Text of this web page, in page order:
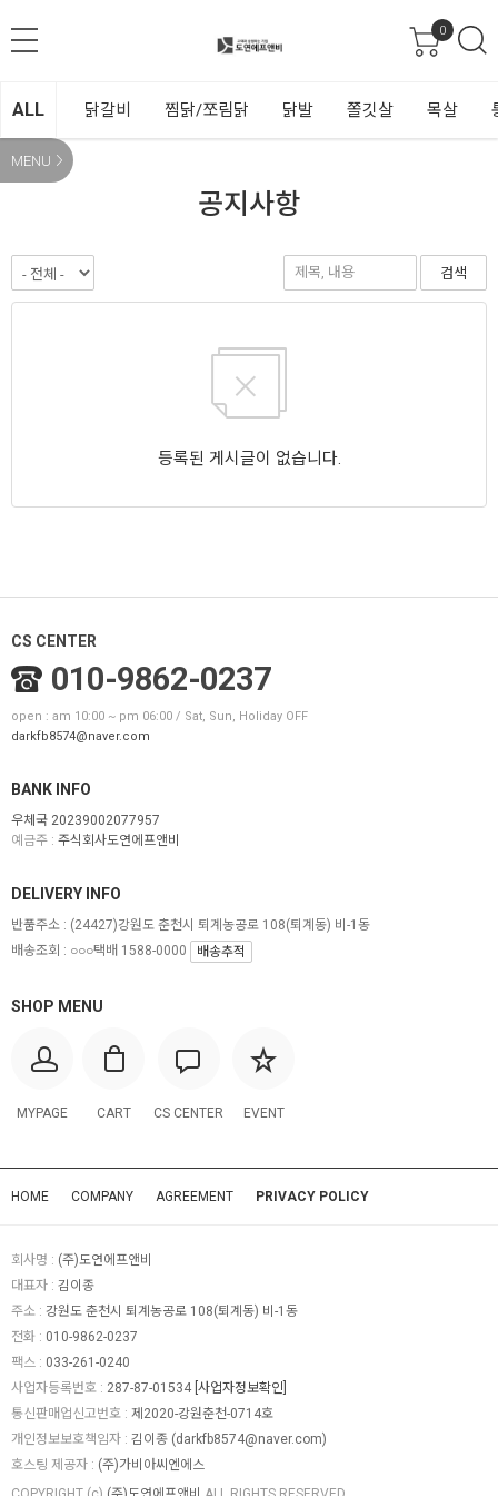
0
ALL 닭갈비 찜닭/쪼림닭 닭발 쫄깃살 목살
MENU
공지사항
검색
등록된 게시글이 없습니다.
CS CENTER
010-9862-0237
open : am 10:00 ~ pm 06:00 / Sat, Sun, Holiday OFF
darkfb8574@naver.com
BANK INFO
우체국 20239002077957
예금주 : 주식회사도연에프앤비
SHOP MENU
MYPAGE CART CS CENTER EVENT
DELIVERY INFO
반품주소 : (24427)강원도 춘천시 퇴계농공로 108(퇴계동) 비-1동
배송조회 : ○○○택배 1588-0000
배송추적
HOME COMPANY AGREEMENT PRIVACY POLICY
회사명 : (주)도연에프앤비
대표자 : 김이종
주소 : 강원도 춘천시 퇴계농공로 108(퇴계동) 비-1동
전화 : 010-9862-0237
팩스 : 033-261-0240
사업자등록번호 : 287-87-01534 [사업자정보확인]
통신판매업신고번호 : 제2020-강원춘천-0714호
개인정보보호책임자 : 김이종 (darkfb8574@naver.com)
호스팅 제공자 : (주)가비아씨엔에스